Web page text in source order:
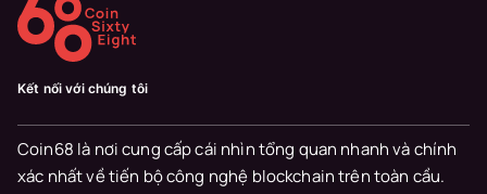
Kết nối với chúng tôi
Coin68 là nơi cung cấp cái nhìn tổng quan nhanh và chính
xác nhất về tiến bộ công nghệ blockchain trên toàn cầu.